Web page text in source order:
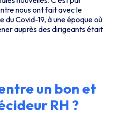
nous ont fait avec le
du Covid-19, à une époque où
auprès des dirigeants était
un bon et
RH ?